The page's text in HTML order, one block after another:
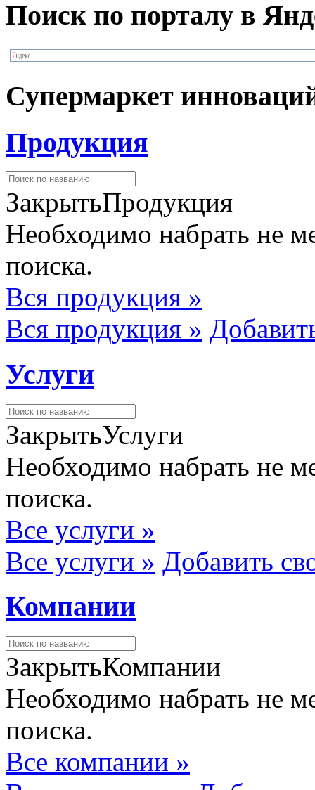
Поиск по порталу в
Супермаркет
Продукция
ЗакрытьПродукция
Необходимо набрать не
поиска.
Вся продукция »
Вся продукция »
Услуги
ЗакрытьУслуги
Необходимо набрать не
поиска.
Все услуги »
Все услуги » Добавить
Компании
ЗакрытьКомпании
Необходимо набрать не
поиска.
Все компании »